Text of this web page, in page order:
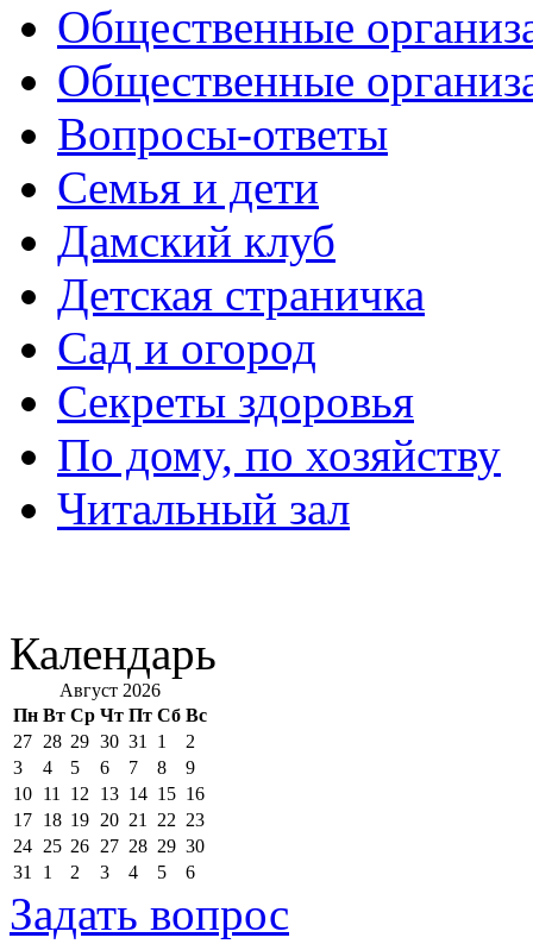
Общественные
Общественные
Вопросы-ответы
Семья и дети
Дамский клуб
Детская страничка
Сад и огород
Секреты здоровья
По дому, по хозяйству
Читальный зал
Календарь
Август 2026
Пн Вт Ср Чт Пт Сб Вс
27 28 29 30 31 1
2
3
4 5 6 7 8
9
10 11 12 13 14 15 16
17 18 19 20 21 22 23
24 25 26 27 28 29 30
31
1 2 3 4 5 6
Задать вопрос